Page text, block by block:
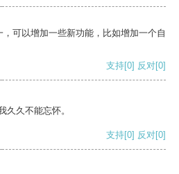
可以增加一些新功能，比如增加一个自
支持[0] 反对[0]
久久不能忘怀。
支持[0] 反对[0]